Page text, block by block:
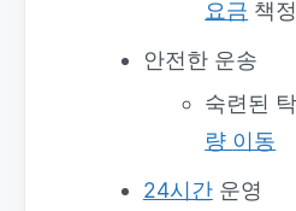
요금 책정
안전한 운송
숙련된
량 이동
24시간운영